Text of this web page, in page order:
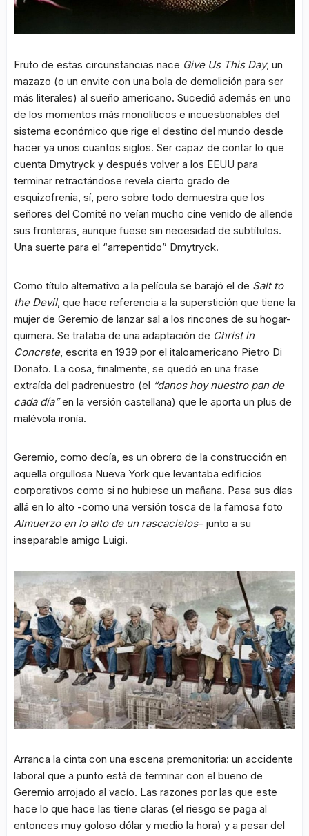
Fruto de estas circunstancias nace Give Us This Day, un
mazazo (o un envite con una bola de demolición para ser
más literales) al sueño americano. Sucedió además en uno
de los momentos más monolíticos e incuestionables del
sistema económico que rige el destino del mundo desde
hacer ya unos cuantos siglos. Ser capaz de contar lo que
cuenta Dmytryck y después volver a los EEUU para
terminar retractándose revela cierto grado de
esquizofrenia, sí, pero sobre todo demuestra que los
señores del Comité no veían mucho cine venido de allende
sus fronteras, aunque fuese sin necesidad de subtítulos.
Una suerte para el “arrepentido” Dmytryck.
Como título alternativo a la película se barajó el de Salt to
the Devil, que hace referencia a la superstición que tiene la
mujer de Geremio de lanzar sal a los rincones de su hogar-
quimera. Se trataba de una adaptación de Christ in
Concrete, escrita en 1939 por el italoamericano Pietro Di
Donato. La cosa, finalmente, se quedó en una frase
extraída del padrenuestro (el “danos hoy nuestro pan de
cada día”en la versión castellana) que le aporta un plus de
malévola ironía.
Geremio, como decía, es un obrero de la construcción en
aquella orgullosa Nueva York que levantaba edificios
corporativos como si no hubiese un mañana. Pasa sus días
allá en lo alto -como una versión tosca de la famosa foto
Almuerzo en lo alto de un rascacielos– junto a su
inseparable amigo Luigi.
Arranca la cinta con una escena premonitoria: un accidente
laboral que a punto está de terminar con el bueno de
Geremio arrojado al vacío. Las razones por las que este
hace lo que hace las tiene claras (el riesgo se paga al
entonces muy goloso dólar y medio la hora) y a pesar del